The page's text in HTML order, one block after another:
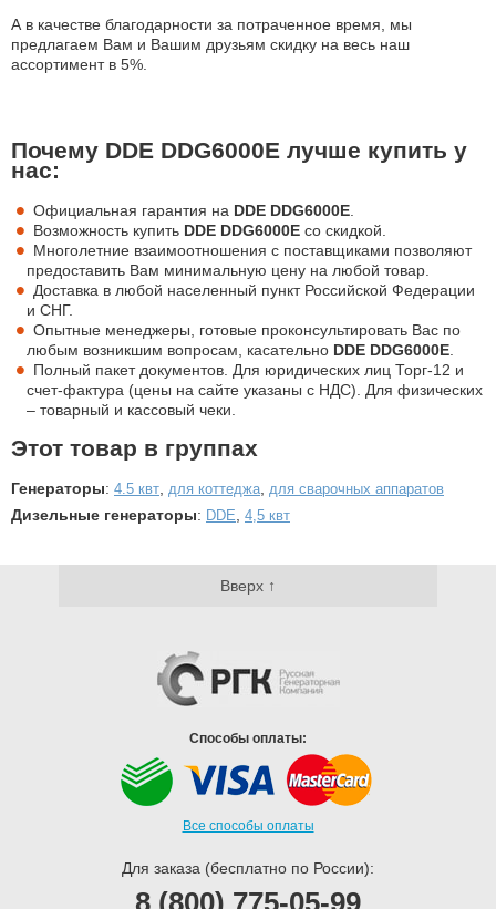
А в качестве благодарности за потраченное время, мы
предлагаем Вам и Вашим друзьям скидку на весь наш
ассортимент в 5%.
Почему DDE DDG6000E лучше купить у
нас:
Официальная гарантия на DDE DDG6000E
Возможность купить DDE DDG6000E со скидкой.
Многолетние взаимоотношения с поставщиками позволяют
предоставить Вам минимальную цену на любой товар.
Доставка в любой населенный пункт Российской Федерации
и СНГ.
Опытные менеджеры, готовые проконсультировать Вас по
любым возникшим вопросам, касательно DDE DDG6000E
Полный пакет документов. Для юридических лиц Торг-12 и
счет-фактура (цены на сайте указаны с НДС). Для физических
– товарный и кассовый чеки.
Этот товар в группах
Генераторы: 4.5 квт для коттеджа для сварочных аппаратов
Дизельные генераторы: DDE 4,5 квт
Вверх ↑
Способы оплаты:
Все способы оплаты
Для заказа (бесплатно по России):
8 (800) 775-05-99